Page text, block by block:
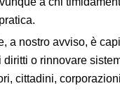
a nostro avviso, è
diritti o rinnovare
cittadini,